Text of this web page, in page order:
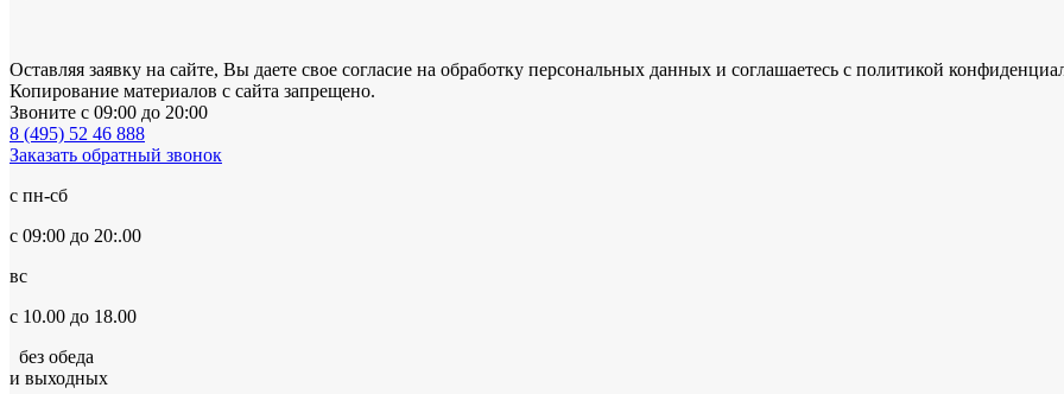
Оставляя заявку на сайте, Вы даете свое согласие на обработку персональных данных и соглашаетесь c политикой
Копирование материалов с сайта запрещено.
Звоните с 09:00 до 20:00
8 (495) 52 46 888
Заказать обратный звонок
с пн-сб
с 09:00 до 20:.00
вс
с 10.00 до 18.00
без обеда
и выходных